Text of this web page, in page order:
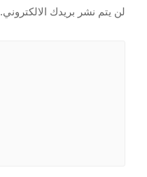
لن يتم نشر بريدك الالكتروني.